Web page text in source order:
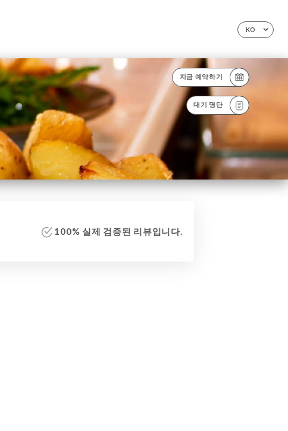
KO
지금 예약하기
대기 명단
100% 실제 검증된 리뷰입니다.